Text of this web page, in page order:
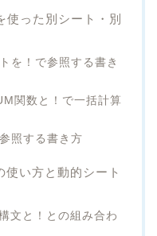
使った別シート・別
を！で参照する書き
関数と！で一括計算
照する書き方
い方と動的シート
文と！との組み合わ